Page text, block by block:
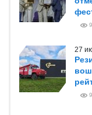
27